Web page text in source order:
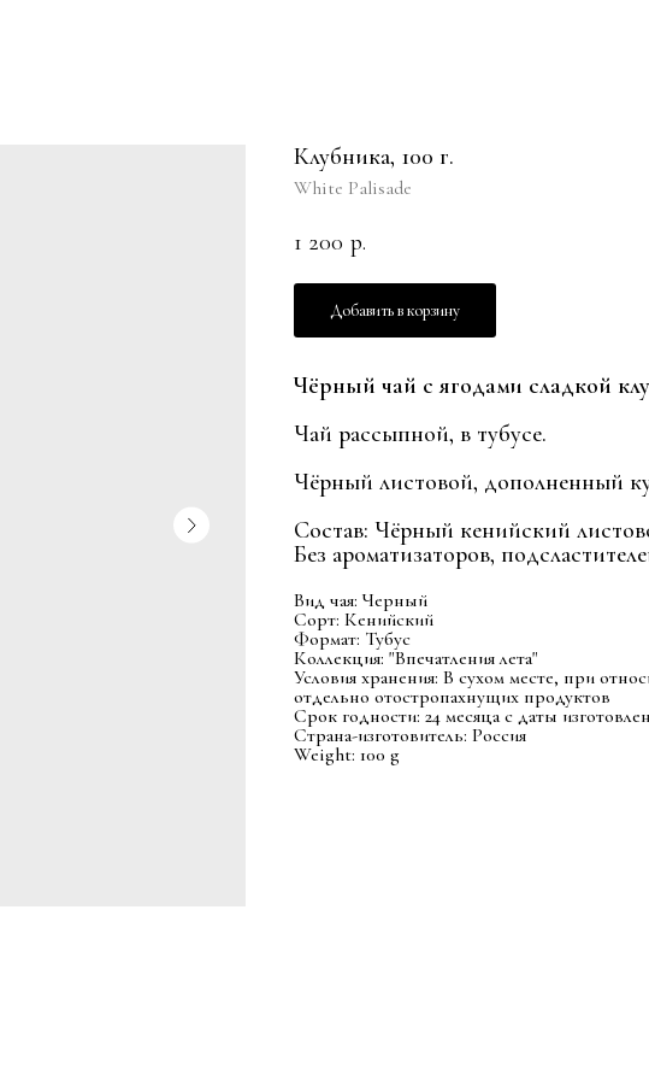
Клубника, 100 г.
White Palisade
1 200 р.
Добавить в корзину
Чёрный чай с ягодами сладкой
Чай рассыпной, в тубусе.
Чёрный листовой, дополненный
Состав: Чёрный кенийский
Без ароматизаторов,
Вид чая: Черный
Сорт: Кенийский
Формат: Тубус
Коллекция: "Впечатления лета"
Условия хранения: В сухом месте, при
отдельно отостропахнущих продуктов
Срок годности: 24 месяца с даты
Страна-изготовитель: Россия
Weight: 100 g